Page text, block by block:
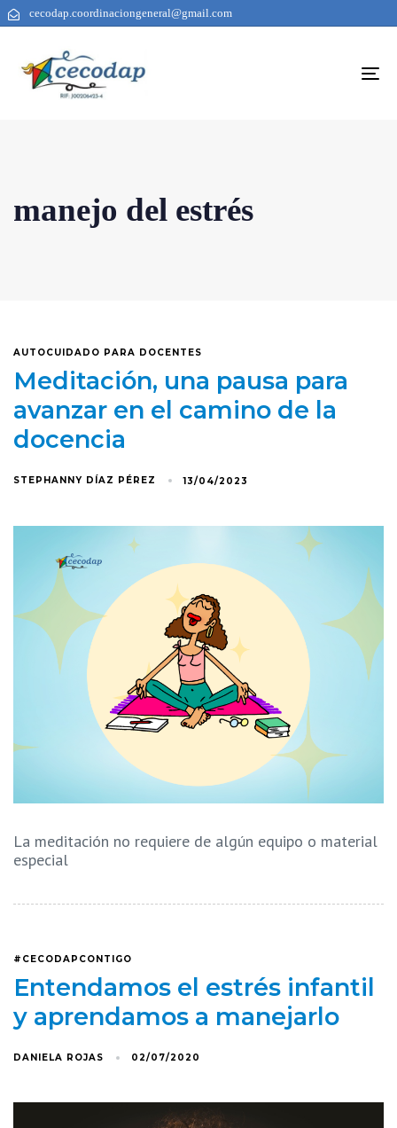
cecodap.coordinaciongeneral@gmail.com
manejo del estrés
AUTOCUIDADO PARA DOCENTES
Meditación, una pausa para
avanzar en el camino de la
docencia
STEPHANNY DÍAZ PÉREZ 13/04/2023
La meditación no requiere de algún equipo o material
especial
#CECODAPCONTIGO
Entendamos el estrés infantil
y aprendamos a manejarlo
DANIELA ROJAS 02/07/2020